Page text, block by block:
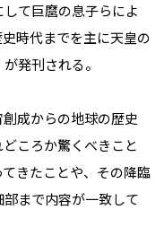
て巨麿の息子らによ
時代までを主に天皇の
発刊される。
創成からの地球の歴史
ころか驚くべきこと
きたことや、その降臨
まで内容が一致して